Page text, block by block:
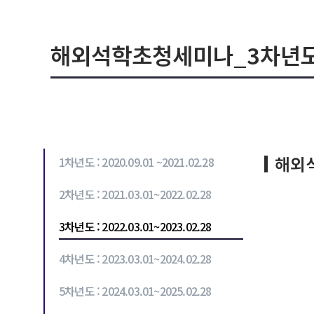
해외석학초청세미나_3차년
1차년도 : 2020.09.01 ~2021.02.28
2차년도 : 2021.03.01~2022.02.28
3차년도 : 2022.03.01~2023.02.28
4차년도 : 2023.03.01~2024.02.28
5차년도 : 2024.03.01~2025.02.28
해외